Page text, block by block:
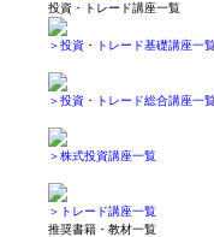
投資・トレード講座一覧
＞投資・トレード基礎講座一
＞投資・トレード総合講座一
＞株式投資講座一覧
＞トレード講座一覧
推奨書籍・教材一覧